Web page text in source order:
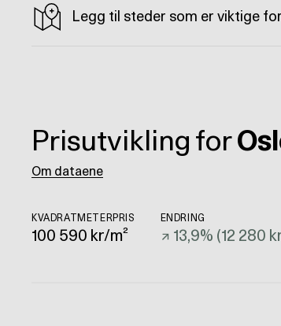
Legg til steder som er viktige
Prisutvikling for
Om dataene
KVADRATMETERPRIS
100 590 kr/m²
ENDRING
↗ 13,9% (12 280